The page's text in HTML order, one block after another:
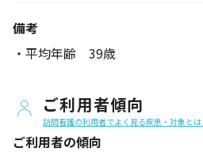
備考
・平均年齢 39歳
ご利用者傾向
訪問看護の利用者でよく見る疾患・対象とは
ご利用者の傾向